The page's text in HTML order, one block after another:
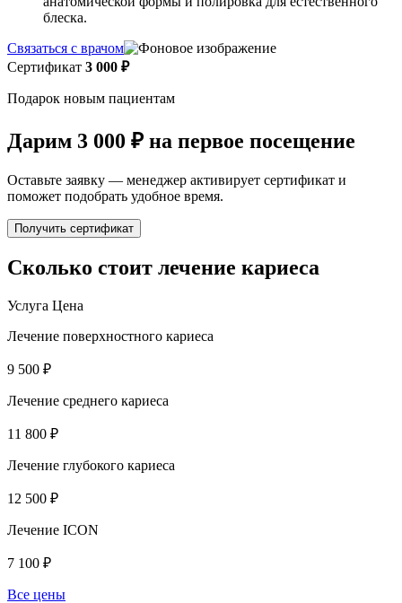
блеска.
Связаться с врачом
Сертификат 3 000 ₽
Подарок новым пациентам
Дарим 3 000 ₽ на первое посещение
Оставьте заявку — менеджер активирует сертификат и
поможет подобрать удобное время.
Получить сертификат
Сколько стоит лечение кариеса
Услуга Цена
Лечение поверхностного кариеса
9 500 ₽
Лечение среднего кариеса
11 800 ₽
Лечение глубокого кариеса
12 500 ₽
Лечение ICON
7 100 ₽
Все цены